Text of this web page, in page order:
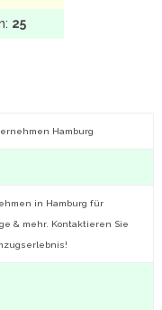
25
Hamburg
in Hamburg für
& mehr. Kontaktieren Sie